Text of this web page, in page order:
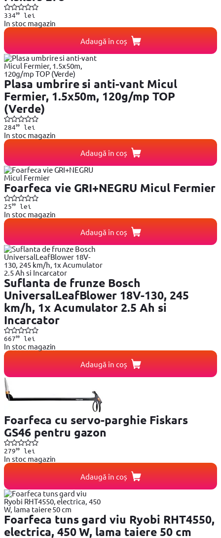
33499lei
In stoc magazin
Adaugă în coș
Plasa umbrire si anti-vant Micul
Fermier, 1.5x50m, 120g/mp TOP
(Verde)
28499lei
In stoc magazin
Adaugă în coș
Foarfeca vie GRI+NEGRU Micul Fermier
2599lei
In stoc magazin
Adaugă în coș
Suflanta de frunze Bosch
UniversalLeafBlower 18V-130, 245
km/h, 1x Acumulator 2.5 Ah si
Incarcator
66799lei
In stoc magazin
Adaugă în coș
Foarfeca cu servo-parghie Fiskars
GS46 pentru gazon
27999lei
In stoc magazin
Adaugă în coș
Foarfeca tuns gard viu Ryobi RHT4550,
electrica, 450 W, lama taiere 50 cm